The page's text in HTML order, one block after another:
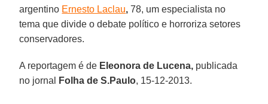
argentino Ernesto Laclau, 78, um especialista no
tema que divide o debate político e horroriza setores
conservadores.
A reportagem é de Eleonora de Lucena, publicada
no jornal
Folha de S.Paulo, 15-12-2013.